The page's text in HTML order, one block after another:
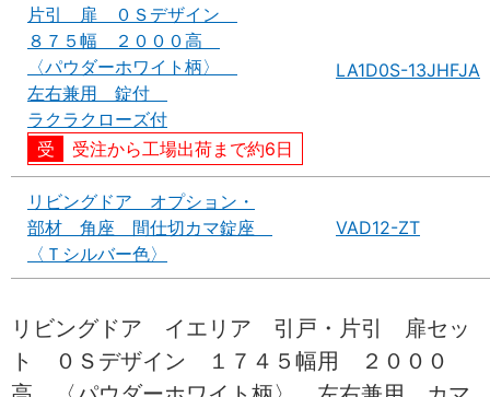
片引 扉 ０Ｓデザイン
８７５幅 ２０００高
〈パウダーホワイト柄〉
左右兼用 錠付
ラクラクローズ付
受注から工場出荷まで約6日
LA1D0S-13JHFJA
リビングドア オプション・
部材 角座 間仕切カマ錠座
〈Ｔシルバー色〉
VAD12-ZT
リビングドア イエリア 引戸・片引 扉セッ
ト ０Ｓデザイン １７４５幅用 ２０００